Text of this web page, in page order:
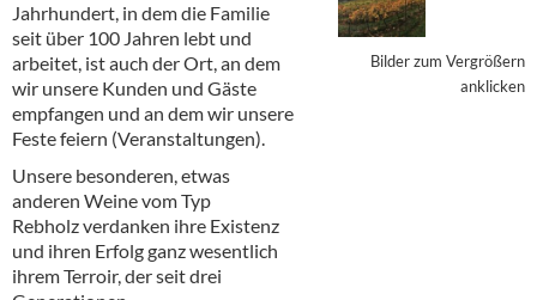
Alkoholfreie Getränke
Öle & Küchenartikel
Kaffee
Barzubehör
Equipment
Verpackung
Jahrhundert, in dem die Familie
seit über 100 Jahren lebt und
arbeitet, ist auch der Ort, an dem
wir unsere Kunden und Gäste
empfangen und an dem wir unsere
Feste feiern (Veranstaltungen).
Unsere besonderen, etwas
anderen Weine vom Typ
Rebholz verdanken ihre Existenz
und ihren Erfolg ganz wesentlich
ihrem Terroir, der seit drei
Bilder zum Vergrößern
anklicken